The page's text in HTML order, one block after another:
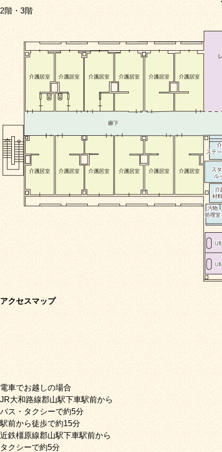
2階・3階
アクセスマップ
電車でお越しの場合
JR大和路線郡山駅下車駅前から
バス・タクシーで約5分
駅前から徒歩で約15分
近鉄橿原線郡山駅下車駅前から
タクシーで約5分